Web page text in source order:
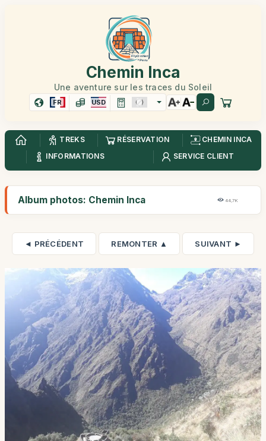
Chemin Inca
Une aventure sur les traces du Soleil
FR USD
TREKS RÉSERVATION
CHEMIN INCA
INFORMATIONS
SERVICE CLIENT
Album photos: Chemin Inca 44,7K
◄ PRÉCÉDENT REMONTER ▲ SUIVANT ►